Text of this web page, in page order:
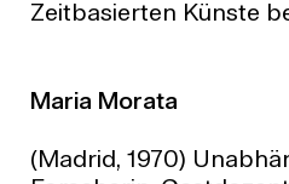
Zeitbasierten Künste
Maria Morata
(Madrid, 1970)